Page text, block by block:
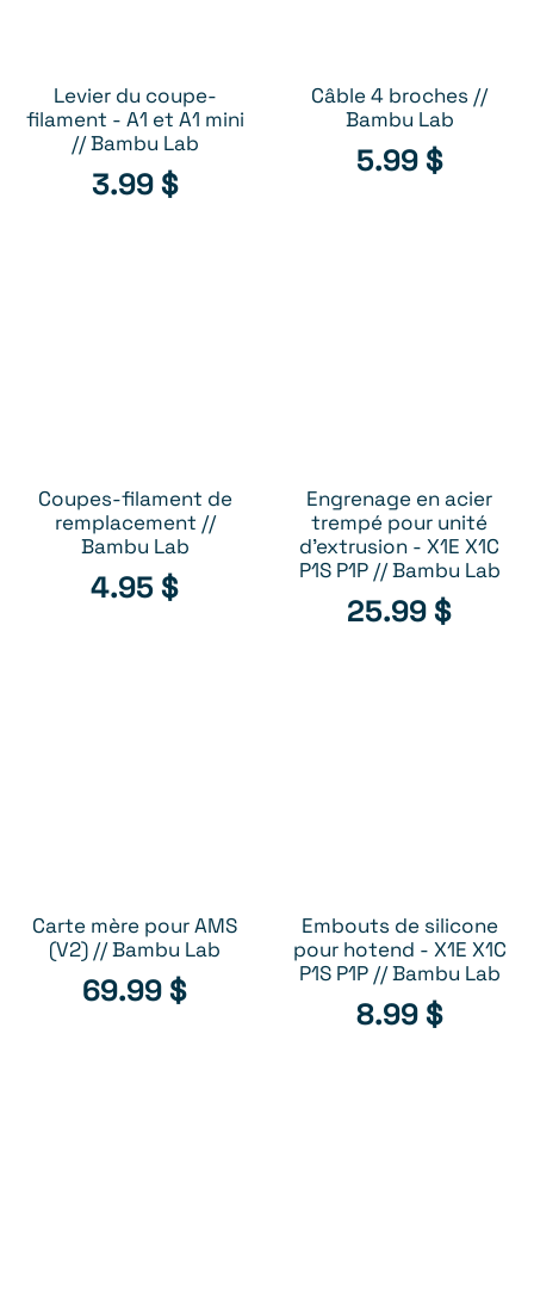
AJOUTER AU PANIER
Levier du coupe-
filament - A1 et A1 mini
// Bambu Lab
3.99$
AJOUTER AU PANIER
Câble 4 broches //
Bambu Lab
5.99$
AJOUTER AU PANIER
Coupes-filament de
remplacement //
Bambu Lab
4.95$
AJOUTER AU PANIER
Engrenage en acier
trempé pour unité
d'extrusion - X1E X1C
P1S P1P // Bambu Lab
25.99$
AJOUTER AU PANIER
Carte mère pour AMS
(V2) // Bambu Lab
69.99$
AJOUTER AU PANIER
Embouts de silicone
pour hotend - X1E X1C
P1S P1P // Bambu Lab
8.99$